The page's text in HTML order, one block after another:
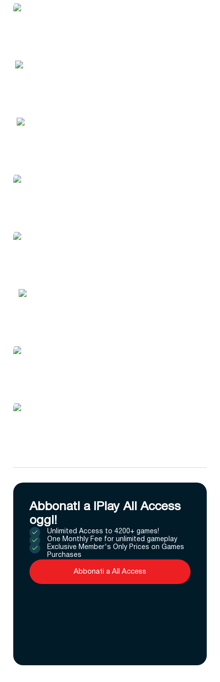
Abbonati a IPlay All Access
oggi!
Unlimited Access to 4200+ games!
One Monthly Fee for unlimited gameplay
Exclusive Member's Only Prices on Games
Purchases
Abbonati a All Access